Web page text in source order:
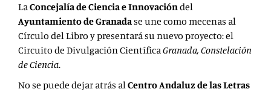
LaConcejalía de Ciencia e Innovacióndel
Ayuntamiento de Granadase une como mecenas al
Círculo del Libro y presentará su nuevo proyecto: el
Circuito de Divulgación CientíficaGranada, Constelación
de Ciencia.
No se puede dejar atrás alCentro Andaluz de las Letras